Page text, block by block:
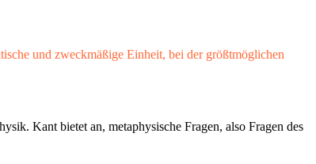
und zweckmäßige Einheit, bei der größtmöglichen
Kant bietet an, metaphysische Fragen, also Fragen des